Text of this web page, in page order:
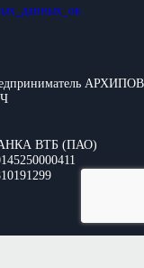
АРХИПОВ
ВТБ (ПАО)